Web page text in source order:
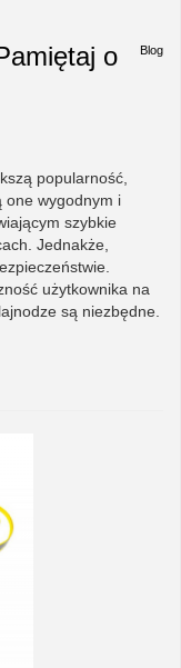
Blog
o
popularność,
one wygodnym i
szybkie
Jednakże,
użytkownika na
są niezbędne.